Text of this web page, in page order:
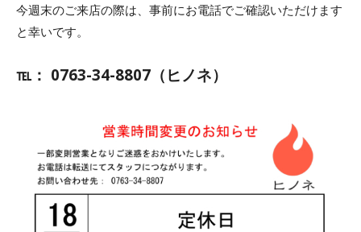
今週末のご来店の際は、事前にお電話でご確認いただけます
と幸いです。
℡： 0763-34-8807（ヒノネ）